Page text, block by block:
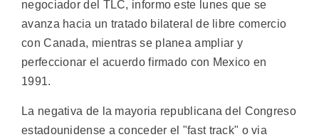
negociador del TLC, informo este lunes que se
avanza hacia un tratado bilateral de libre comercio
con Canada, mientras se planea ampliar y
perfeccionar el acuerdo firmado con Mexico en
1991.
La negativa de la mayoria republicana del Congreso
estadounidense a conceder el "fast track" o via